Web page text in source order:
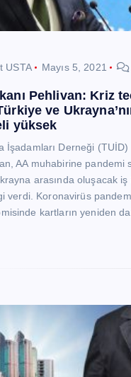
USTA Mayıs 5, 2021
Pehlivan: Kriz
ve
yüksek
İşadamları Derneği (TUİD)
AA muhabirine pandemi
arasında oluşacak iş
verdi. Koronavirüs
kartların yeniden